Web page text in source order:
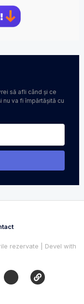
să afli când și ce
nu va fi împărtășită cu
rezervate | Devel with